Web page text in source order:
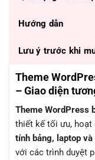
Hướng dẫn
Lưu ý trước khi
Theme
– Giao diện
Theme WordPress
thiết kế tối ưu,
tính bảng, laptop và
với các trình duyệt